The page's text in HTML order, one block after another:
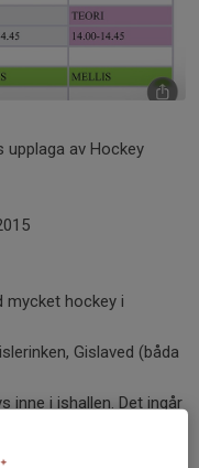
upplaga av Hockey
mycket hockey i
Gislaved (båda
inne i ishallen. Det ingår